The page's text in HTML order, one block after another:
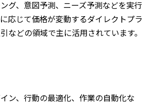
グ、意図予測、ニーズ予測などを実行
応じて価格が変動するダイレクトプラ
などの領域で主に活用されています。
ン、行動の最適化、作業の自動化な